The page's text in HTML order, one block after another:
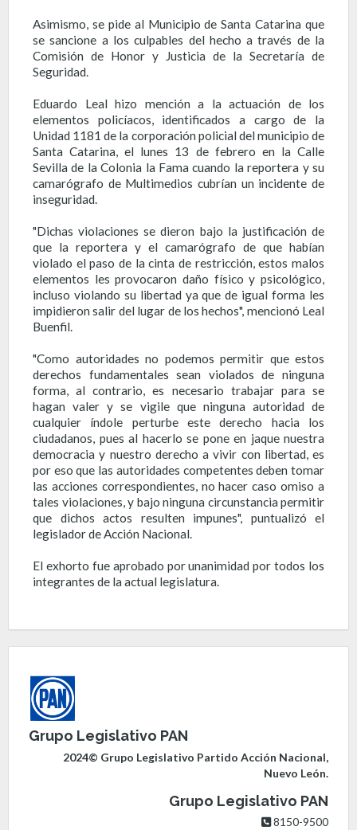
Asimismo, se pide al Municipio de Santa Catarina que
se sancione a los culpables del hecho a través de la
Comisión de Honor y Justicia de la Secretaría de
Seguridad.
Eduardo Leal hizo mención a la actuación de los
elementos policíacos, identificados a cargo de la
Unidad 1181 de la corporación policial del municipio de
Santa Catarina, el lunes 13 de febrero en la Calle
Sevilla de la Colonia la Fama cuando la reportera y su
camarógrafo de Multimedios cubrían un incidente de
inseguridad.
"Dichas violaciones se dieron bajo la justificación de
que la reportera y el camarógrafo de que habían
violado el paso de la cinta de restricción, estos malos
elementos les provocaron daño físico y psicológico,
incluso violando su libertad ya que de igual forma les
impidieron salir del lugar de los hechos", mencionó Leal
Buenfil.
"Como autoridades no podemos permitir que estos
derechos fundamentales sean violados de ninguna
forma, al contrario, es necesario trabajar para se
hagan valer y se vigile que ninguna autoridad de
cualquier índole perturbe este derecho hacia los
ciudadanos, pues al hacerlo se pone en jaque nuestra
democracia y nuestro derecho a vivir con libertad, es
por eso que las autoridades competentes deben tomar
las acciones correspondientes, no hacer caso omiso a
tales violaciones, y bajo ninguna circunstancia permitir
que dichos actos resulten impunes", puntualizó el
legislador de Acción Nacional.
El exhorto fue aprobado por unanimidad por todos los
integrantes de la actual legislatura.
Grupo Legislativo PAN
2024© Grupo Legislativo Partido Acción Nacional,
Nuevo León.
Grupo Legislativo PAN
8150-9500